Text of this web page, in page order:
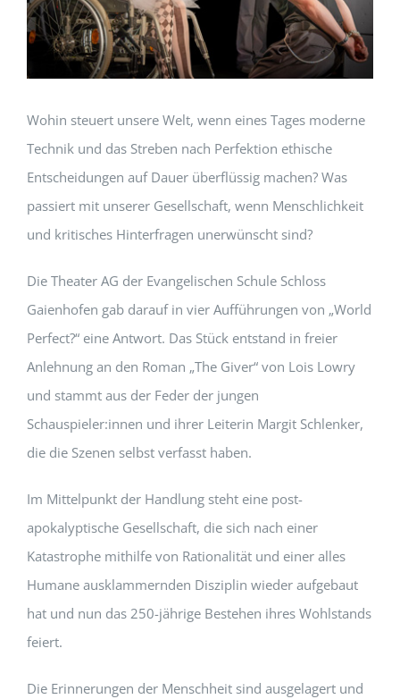
Wohin steuert unsere Welt, wenn eines Tages moderne
Technik und das Streben nach Perfektion ethische
Entscheidungen auf Dauer überflüssig machen? Was
passiert mit unserer Gesellschaft, wenn Menschlichkeit
und kritisches Hinterfragen unerwünscht sind?
Die Theater AG der Evangelischen Schule Schloss
Gaienhofen gab darauf in vier Aufführungen von „World
Perfect?“ eine Antwort. Das Stück entstand in freier
Anlehnung an den Roman „The Giver“ von Lois Lowry
und stammt aus der Feder der jungen
Schauspieler:innen und ihrer Leiterin Margit Schlenker,
die die Szenen selbst verfasst haben.
Im Mittelpunkt der Handlung steht eine post-
apokalyptische Gesellschaft, die sich nach einer
Katastrophe mithilfe von Rationalität und einer alles
Humane ausklammernden Disziplin wieder aufgebaut
hat und nun das 250-jährige Bestehen ihres Wohlstands
feiert.
Die Erinnerungen der Menschheit sind ausgelagert und